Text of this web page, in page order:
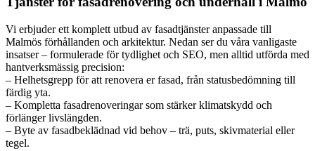
Vi erbjuder ett komplett utbud av fasadtjänster anpassade till
Malmös förhållanden och arkitektur. Nedan ser du våra vanligaste
insatser – formulerade för tydlighet och SEO, men alltid utförda med
hantverksmässig precision:
– Helhetsgrepp för att renovera er fasad, från statusbedömning till
färdig yta.
– Kompletta fasadrenoveringar som stärker klimatskydd och
förlänger livslängden.
– Byte av fasadbeklädnad vid behov – trä, puts, skivmaterial eller
tegel.